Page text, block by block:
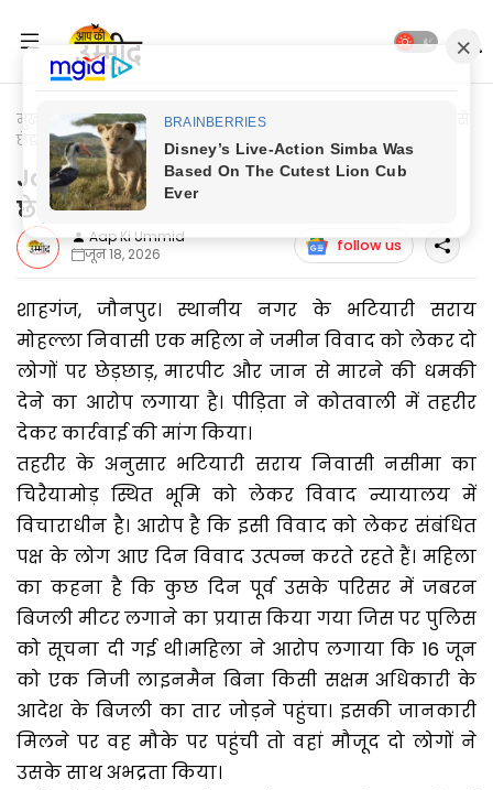
मुख्यपृष्ठ Jaunpur News
Jaunpur News: जमीन विवाद में महिला से
छेड़छाड़ व धमकी का आरोप
Jaunpur News: जमीन विवाद में महिला से
छेड़छाड़ व धमकी का आरोप
Aap Ki Ummid
जून 18, 2026
follow us
शाहगंज, जौनपुर। स्थानीय नगर के भटियारी सराय
मोहल्ला निवासी एक महिला ने जमीन विवाद को लेकर दो
लोगों पर छेड़छाड़, मारपीट और जान से मारने की धमकी
देने का आरोप लगाया है। पीड़िता ने कोतवाली में तहरीर
देकर कार्रवाई की मांग किया।
तहरीर के अनुसार भटियारी सराय निवासी नसीमा का
चिरैयामोड़ स्थित भूमि को लेकर विवाद न्यायालय में
विचाराधीन है। आरोप है कि इसी विवाद को लेकर संबंधित
पक्ष के लोग आए दिन विवाद उत्पन्न करते रहते हैं। महिला
का कहना है कि कुछ दिन पूर्व उसके परिसर में जबरन
बिजली मीटर लगाने का प्रयास किया गया जिस पर पुलिस
को सूचना दी गई थी।महिला ने आरोप लगाया कि 16 जून
को एक निजी लाइनमैन बिना किसी सक्षम अधिकारी के
आदेश के बिजली का तार जोड़ने पहुंचा। इसकी जानकारी
मिलने पर वह मौके पर पहुंची तो वहां मौजूद दो लोगों ने
उसके साथ अभद्रता किया।